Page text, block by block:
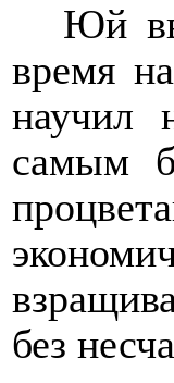
Юй
время
научил
самым
без